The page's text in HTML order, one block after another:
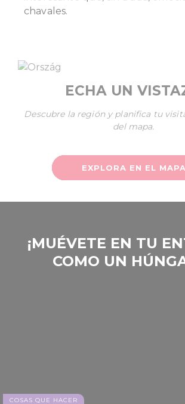
our social media, advertising and
chavales.
ECHA UN
Descubre la región y planifica tu
del mapa.
EXPLORA EN EL MAPA
‎¡MUÉVETE EN TU
COMO UN
COSAS QUE HACER